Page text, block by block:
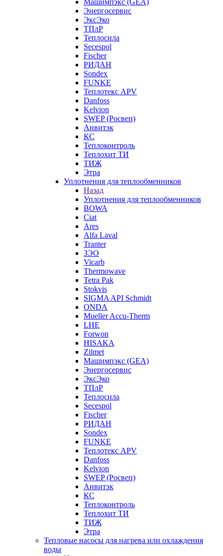
Машимпэкс (GEA)
Энергосервис
ЭксЭко
ТПлР
Теплосила
Secespol
Fischer
РИДАН
Sondex
FUNKE
Теплотекс APV
Danfoss
Kelvion
SWEP (Росвеп)
Анвитэк
КС
Теплоконтроль
Теплохит ТИ
ТИЖ
Этра
Уплотнения для теплообменников
Назад
Уплотнения для теплообменников
BOWA
Ciat
Ares
Alfa Laval
Tranter
ЗЭО
Vicarb
Thermowave
Tetra Pak
Stokvis
SIGMA API Schmidt
ONDA
Mueller Accu-Therm
LHE
Forwon
HISAKA
Zilmet
Машимпэкс (GEA)
Энергосервис
ЭксЭко
ТПлР
Теплосила
Secespol
Fischer
РИДАН
Sondex
FUNKE
Теплотекс APV
Danfoss
Kelvion
SWEP (Росвеп)
Анвитэк
КС
Теплоконтроль
Теплохит ТИ
ТИЖ
Этра
Тепловые насосы для нагрева или охлаждения
воды